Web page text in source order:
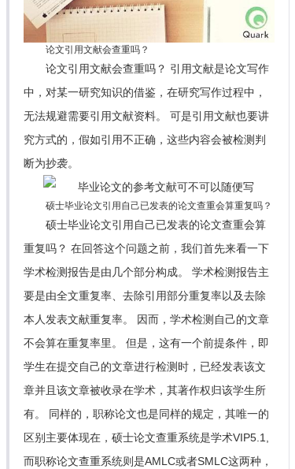
论文引用文献会查重吗？
论文引用文献会查重吗？ 引用文献是论文写作
中，对某一研究知识的借鉴，在研究写作过程中，
无法规避需要引用文献资料。 可是引用文献也要讲
究方式的，假如引用不正确，这些内容会被检测判
断为抄袭。
硕士毕业论文引用自己已发表的论文查重会算重复吗？
硕士毕业论文引用自己已发表的论文查重会算
重复吗？ 在回答这个问题之前，我们首先来看一下
学术检测报告是由几个部分构成。 学术检测报告主
要是由全文重复率、去除引用部分重复率以及去除
本人发表文献重复率。 因而，学术检测自己的文章
不会算在重复率里。 但是，这有一个前提条件，即
学生在提交自己的文章进行检测时，已经发表该文
章并且该文章被收录在学术，其著作权归该学生所
有。 同样的，职称论文也是同样的规定，其唯一的
区别主要体现在，硕士论文查重系统是学术VIP5.1,
而职称论文查重系统则是AMLC或者SMLC这两种，